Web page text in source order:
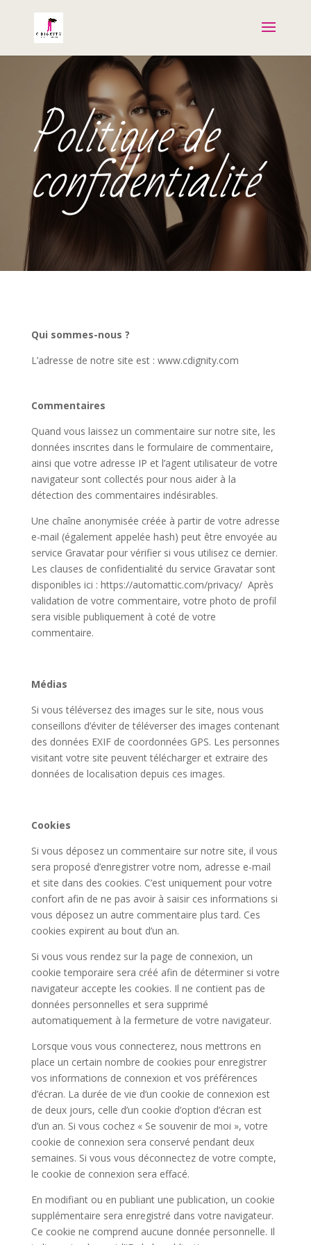
Politique de
confidentialité
Qui sommes-nous ?
L’adresse de notre site est : www.cdignity.com
Commentaires
Quand vous laissez un commentaire sur notre site, les
données inscrites dans le formulaire de commentaire,
ainsi que votre adresse IP et l’agent utilisateur de votre
navigateur sont collectés pour nous aider à la
détection des commentaires indésirables.
Une chaîne anonymisée créée à partir de votre adresse
e-mail (également appelée hash) peut être envoyée au
service Gravatar pour vérifier si vous utilisez ce dernier.
Les clauses de confidentialité du service Gravatar sont
disponibles ici : https://automattic.com/privacy/ Après
validation de votre commentaire, votre photo de profil
sera visible publiquement à coté de votre
commentaire.
Médias
Si vous téléversez des images sur le site, nous vous
conseillons d’éviter de téléverser des images contenant
des données EXIF de coordonnées GPS. Les personnes
visitant votre site peuvent télécharger et extraire des
données de localisation depuis ces images.
Cookies
Si vous déposez un commentaire sur notre site, il vous
sera proposé d’enregistrer votre nom, adresse e-mail
et site dans des cookies. C’est uniquement pour votre
confort afin de ne pas avoir à saisir ces informations si
vous déposez un autre commentaire plus tard. Ces
cookies expirent au bout d’un an.
Si vous vous rendez sur la page de connexion, un
cookie temporaire sera créé afin de déterminer si votre
navigateur accepte les cookies. Il ne contient pas de
données personnelles et sera supprimé
automatiquement à la fermeture de votre navigateur.
Lorsque vous vous connecterez, nous mettrons en
place un certain nombre de cookies pour enregistrer
vos informations de connexion et vos préférences
d’écran. La durée de vie d’un cookie de connexion est
de deux jours, celle d’un cookie d’option d’écran est
d’un an. Si vous cochez « Se souvenir de moi », votre
cookie de connexion sera conservé pendant deux
semaines. Si vous vous déconnectez de votre compte,
le cookie de connexion sera effacé.
En modifiant ou en publiant une publication, un cookie
supplémentaire sera enregistré dans votre navigateur.
Ce cookie ne comprend aucune donnée personnelle. Il